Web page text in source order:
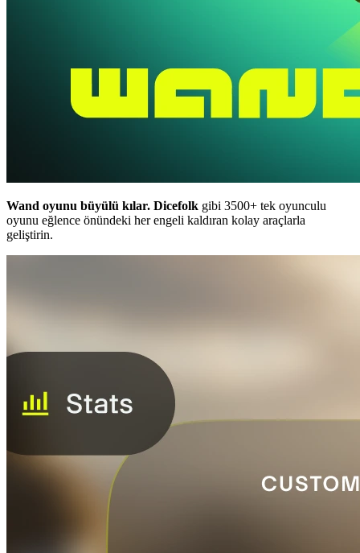
Wand oyunu büyülü kılar. Dicefolk gibi 3500+ tek oyunculu
oyunu eğlence önündeki her engeli kaldıran kolay araçlarla
geliştirin.